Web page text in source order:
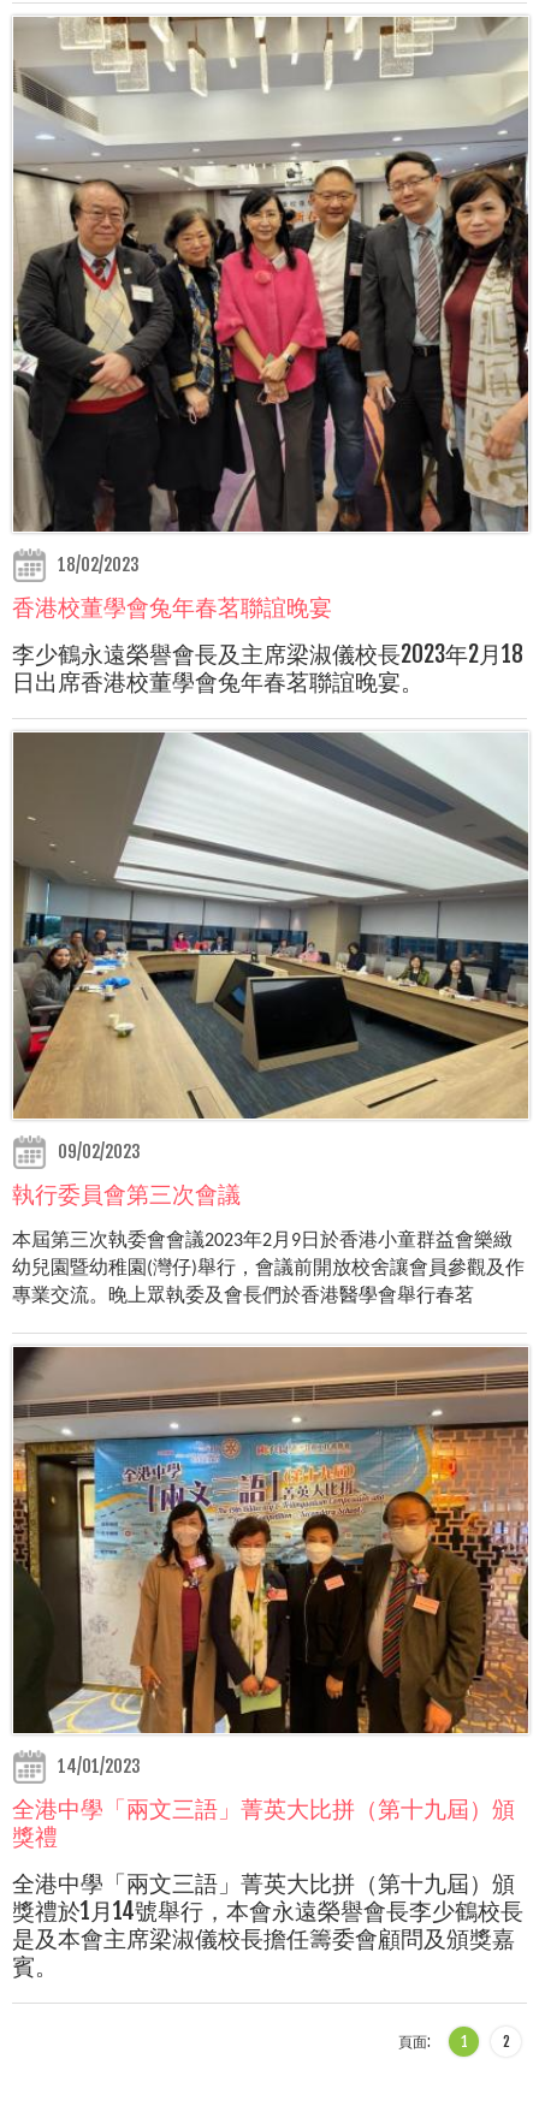
18/02/2023
香港校董學會兔年春茗聯誼晚宴
李少鶴永遠榮譽會長及主席梁淑儀校長2023年2月18
日出席香港校董學會兔年春茗聯誼晚宴。
09/02/2023
執行委員會第三次會議
本屆第三次執委會會議2023年2月9日於香港小童群益會樂緻
幼兒園暨幼稚園(灣仔)舉行，會議前開放校舍讓會員參觀及作
專業交流。晚上眾執委及會長們於香港醫學會舉行春茗
14/01/2023
全港中學「兩文三語」菁英大比拼（第十九屆）頒
獎禮
全港中學「兩文三語」菁英大比拼（第十九屆）頒
獎禮於1月14號舉行，本會永遠榮譽會長李少鶴校長
是及本會主席梁淑儀校長擔任籌委會顧問及頒獎嘉
賓。
頁面: 1 2